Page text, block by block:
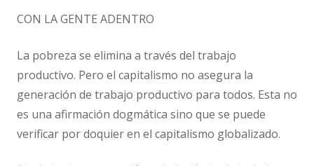
CON LA GENTE ADENTRO
La pobreza se elimina a través del trabajo
productivo. Pero el capitalismo no asegura la
generación de trabajo productivo para todos. Esta no
es una afirmación dogmática sino que se puede
verificar por doquier en el capitalismo globalizado.